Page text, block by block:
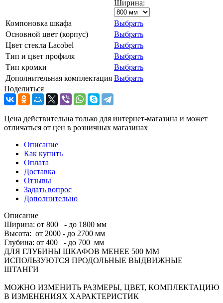
Ширина:
Компоновка шкафа
Выбрать
Основной цвет (корпус)
Выбрать
Цвет стекла Lacobel
Выбрать
Тип и цвет профиля
Выбрать
Тип кромки
Выбрать
Дополнительная комплектация Выбрать
Поделиться
Цена действительна только для интернет-магазина и может
отличаться от цен в розничных магазинах
Описание
Как купить
Оплата
Доставка
Отзывы
Задать вопрос
Дополнительно
Описание
Ширина: от 800 - до 1800 мм
Высота: от 2000 - до 2700 мм
Глубина: от 400 - до 700 мм
ДЛЯ ГЛУБИНЫ ШКАФОВ МЕНЕЕ 500 ММ
ИСПОЛЬЗУЮТСЯ ПРОДОЛЬНЫЕ ВЫДВИЖНЫЕ
ШТАНГИ
МОЖНО ИЗМЕНИТЬ РАЗМЕРЫ, ЦВЕТ, КОМПЛЕКТАЦИЮ
В ИЗМЕНЕНИЯХ ХАРАКТЕРИСТИК